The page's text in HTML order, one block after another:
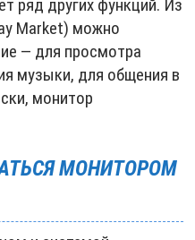
ряд других функций. Из
Market) можно
— для просмотра
музыки, для общения в
монитор
МОНИТОРОМ